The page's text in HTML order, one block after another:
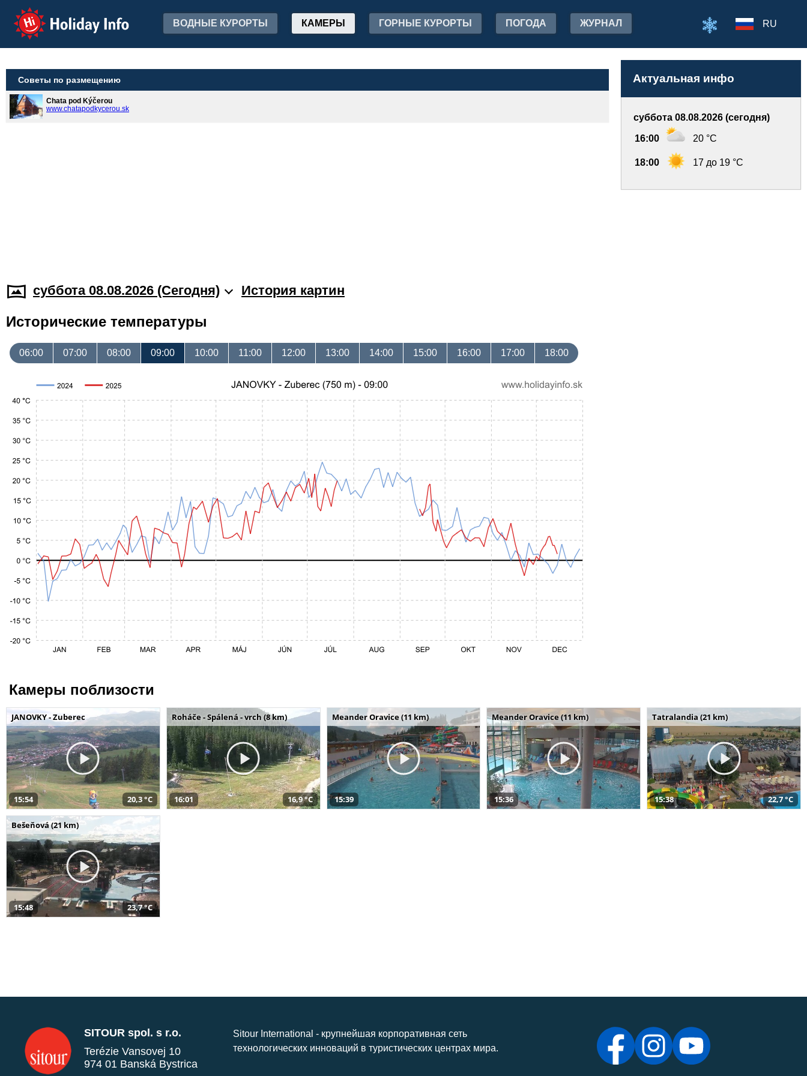
Holiday Info ВОДНЫЕ КУРОРТЫ КАМЕРЫ ГОРНЫЕ КУРОРТЫ ПОГОДА ЖУРНАЛ RU
Советы по размещению
Chata pod Kýčerou
www.chatapodkycerou.sk
Актуальная инфо
суббота 08.08.2026 (сегодня)
16:00 20 °C
18:00 17 до 19 °C
суббота 08.08.2026 (Cегодня) История картин
Исторические температуры
06:00 07:00 08:00 09:00 10:00 11:00 12:00 13:00 14:00 15:00 16:00 17:00 18:00
Камеры поблизости
JANOVKY - Zuberec
15:54 20,3 °C
Roháče - Spálená - vrch (8 km)
16:01 16,9 °C
Meander Oravice (11 km)
15:39
Meander Oravice (11 km)
15:36
Tatralandia (21 km)
15:38 22,7 °C
Bešeňová (21 km)
15:48 23,7 °C
SITOUR spol. s r.o.
Terézie Vansovej 10
974 01 Banská Bystrica
Sitour International - крупнейшая корпоративная сеть
технологических инноваций в туристических центрах мира.